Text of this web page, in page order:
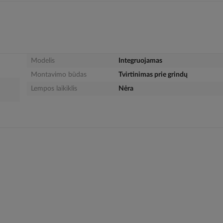
Modelis
Integruojamas
Montavimo būdas
Tvirtinimas prie grindų
Lempos laikiklis
Nėra